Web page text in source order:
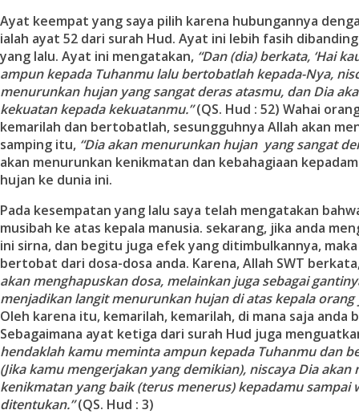
Ayat keempat yang saya pilih karena hubungannya
ialah ayat 52 dari surah Hud. Ayat ini lebih fasih
yang lalu. Ayat ini mengatakan, “Dan (dia) berkata, ‘Hai
ampun kepada Tuhanmu lalu bertobatlah kepada-Nya,
menurunkan hujan yang sangat deras atasmu, dan Dia
kekuatan kepada kekuatanmu.”(QS. Hud : 52) Wahai
kemarilah dan bertobatlah, sesungguhnya Allah akan
samping itu, “Dia akan menurunkan hujan yang sangat
akan menurunkan kenikmatan dan kebahagiaan
hujan ke dunia ini.
Pada kesempatan yang lalu saya telah mengatakan
musibah ke atas kepala manusia. sekarang, jika anda
ini sirna, dan begitu juga efek yang ditimbulkannya,
bertobat dari dosa-dosa anda. Karena, Allah SWT
akan menghapuskan dosa, melainkan juga sebagai
menjadikan langit menurunkan hujan di atas kepala orang
Oleh karena itu, kemarilah, kemarilah, di mana saja anda
Sebagaimana ayat ketiga dari surah Hud juga
hendaklah kamu meminta ampun kepada Tuhanmu dan
(Jika kamu mengerjakan yang demikian), niscaya Dia akan
kenikmatan yang baik (terus menerus) kepadamu sampai
ditentukan.”(QS. Hud : 3)